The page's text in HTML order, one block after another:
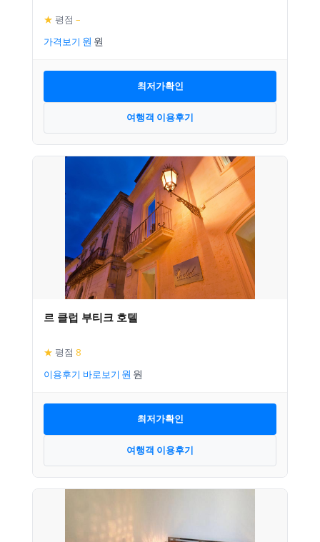
★ 평점 –
가격보기
최저가확인
여행객 이용후기
르 클럽 부티크 호텔
★ 평점 8
이용후기 바로보기
최저가확인
여행객 이용후기